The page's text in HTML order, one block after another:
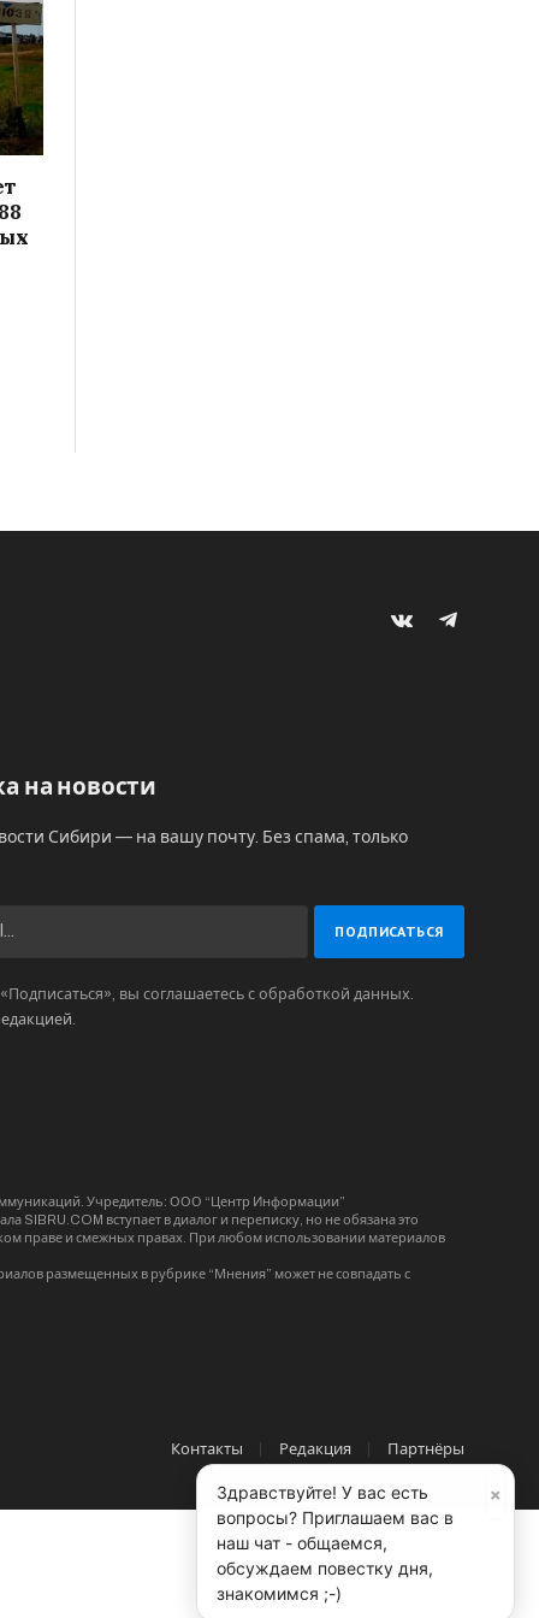
VKontakteTelegram
на новости
Сибири — на вашу почту. Без спама, только
вы соглашаетесь с обработкой данных.
Учредитель: ООО “Центр Информации”
SIBRU.COM вступает в диалог и переписку, но не обязана это
праве и смежных правах. При любом использовании материалов
размещенных в рубрике “Мнения” может не совпадать с
Контакты Редакция Партнёры
×
Здравствуйте! У вас есть
вопросы? Приглашаем вас в
наш чат - общаемся,
обсуждаем повестку дня,
знакомимся ;-)